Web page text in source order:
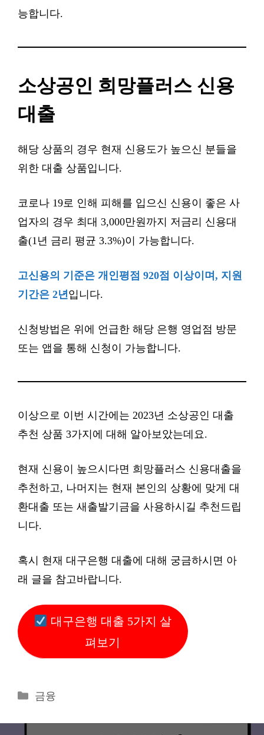
능합니다.
소상공인 희망플러스 신용
대출
해당 상품의 경우 현재 신용도가 높으신 분들을
위한 대출 상품입니다.
코로나 19로 인해 피해를 입으신 신용이 좋은 사
업자의 경우 최대 3,000만원까지 저금리 신용대
출(1년 금리 평균 3.3%)이 가능합니다.
고신용의 기준은 개인평점 920점 이상이며, 지원
기간은 2년입니다.
신청방법은 위에 언급한 해당 은행 영업점 방문
또는 앱을 통해 신청이 가능합니다.
이상으로 이번 시간에는 2023년 소상공인 대출
추천 상품 3가지에 대해 알아보았는데요.
현재 신용이 높으시다면 희망플러스 신용대출을
추천하고, 나머지는 현재 본인의 상황에 맞게 대
환대출 또는 새출발기금을 사용하시길 추천드립
니다.
혹시 현재 대구은행 대출에 대해 궁금하시면 아
래 글을 참고바랍니다.
대구은행 대출 5가지 살
펴보기
카
고
금융